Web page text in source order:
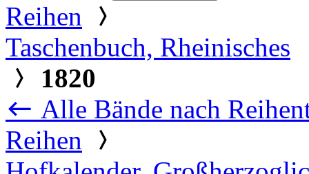
Reihen
Taschenbuch, Rheinisches
1820
Alle Bände nach
Reihen